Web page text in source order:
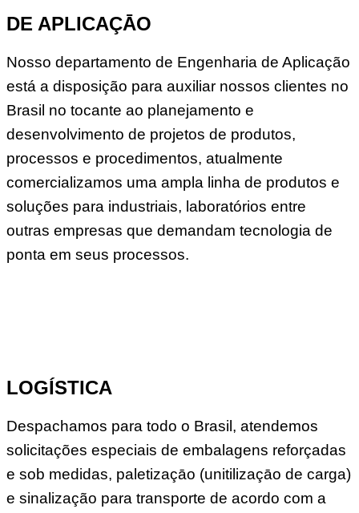
DE APLICAÇĀO
Nosso departamento de Engenharia de Aplicação
está a disposição para auxiliar nossos clientes no
Brasil no tocante ao planejamento e
desenvolvimento de projetos de produtos,
processos e procedimentos, atualmente
comercializamos uma ampla linha de produtos e
soluções para industriais, laboratórios entre
outras empresas que demandam tecnologia de
ponta em seus processos.
LOGÍSTICA
Despachamos para todo o Brasil, atendemos
solicitações especiais de embalagens reforçadas
e sob medidas, paletizaçāo (unitilizaçāo de carga)
e sinalização para transporte de acordo com a